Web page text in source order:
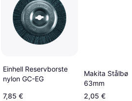
Einhell Reservborste
nylon GC-EG
7,85 €
Makita
63mm
2,05 €